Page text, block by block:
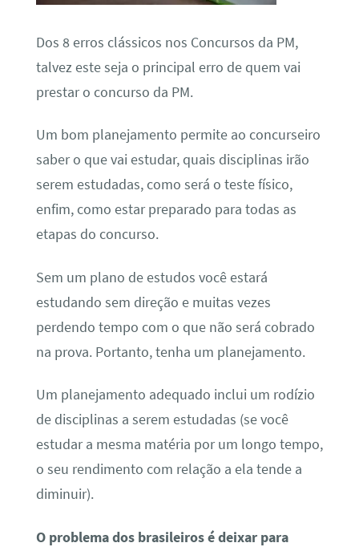
Dos 8 erros clássicos nos Concursos da PM,
talvez este seja o principal erro de quem vai
prestar o concurso da PM.
Um bom planejamento permite ao concurseiro
saber o que vai estudar, quais disciplinas irão
serem estudadas, como será o teste físico,
enfim, como estar preparado para todas as
etapas do concurso.
Sem um plano de estudos você estará
estudando sem direção e muitas vezes
perdendo tempo com o que não será cobrado
na prova. Portanto, tenha um planejamento.
Um planejamento adequado inclui um rodízio
de disciplinas a serem estudadas (se você
estudar a mesma matéria por um longo tempo,
o seu rendimento com relação a ela tende a
diminuir).
O problema dos brasileiros é deixar para